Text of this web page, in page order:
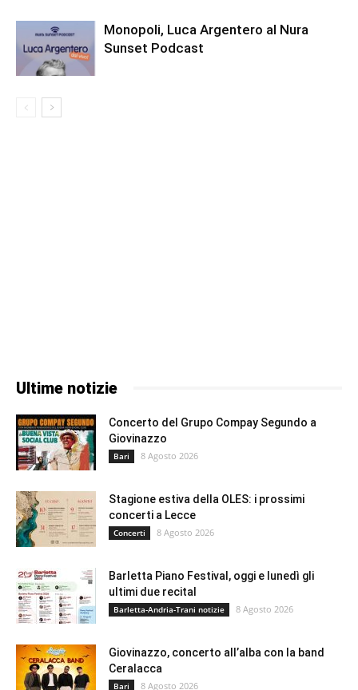
Monopoli, Luca Argentero al Nura
Sunset Podcast
Ultime notizie
Concerto del Grupo Compay Segundo a
Giovinazzo
Bari 8 Agosto 2026
Stagione estiva della OLES: i prossimi
concerti a Lecce
Concerti 8 Agosto 2026
Barletta Piano Festival, oggi e lunedì gli
ultimi due recital
Barletta-Andria-Trani notizie 8 Agosto 2026
Giovinazzo, concerto all’alba con la band
Ceralacca
Bari 8 Agosto 2026